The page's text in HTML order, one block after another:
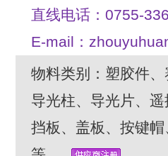
直线电话：0755-
E-mail：
物料类别：塑胶件、
导光柱、导光片、
挡板、盖板、按键